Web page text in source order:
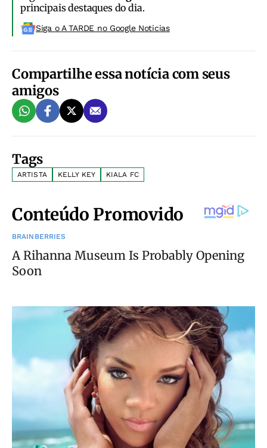
principais destaques do dia.
Siga o A TARDE no Google Noticias
Compartilhe essa notícia com seus
amigos
Tags
ARTISTA KELLY KEY KIALA FC